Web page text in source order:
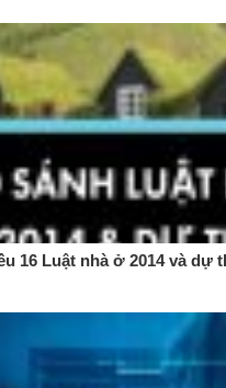
16 Luật nhà ở 2014 và dự